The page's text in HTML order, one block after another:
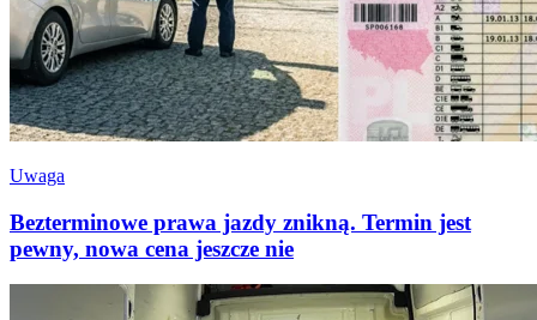
Uwaga
Bezterminowe prawa jazdy znikną. Termin jest
pewny, nowa cena jeszcze nie